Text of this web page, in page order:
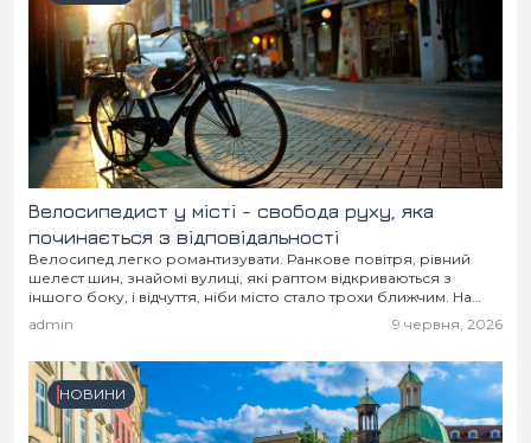
Велосипедист у місті - свобода руху, яка
починається з відповідальності
Велосипед легко романтизувати. Ранкове повітря, рівний
шелест шин, знайомі вулиці, які раптом відкриваються з
іншого боку, і відчуття, ніби місто стало трохи ближчим. На
велосипеді не потрібно чекати на автобус,...
admin 9 червня, 2026
НОВИНИ